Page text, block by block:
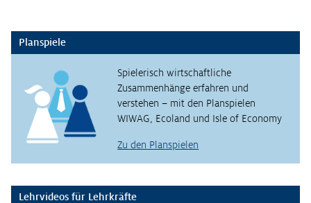
Planspiele
Spielerisch wirtschaftliche
Zusammenhänge erfahren und
verstehen – mit den Planspielen
WIWAG, Ecoland und Isle of Economy
Zu den Planspielen
Lehrvideos für Lehrkräfte